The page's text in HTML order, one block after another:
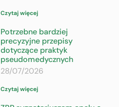
Czytaj więcej
Potrzebne bardziej
precyzyjne przepisy
dotyczące praktyk
pseudomedycznych
28/07/2026
Czytaj więcej